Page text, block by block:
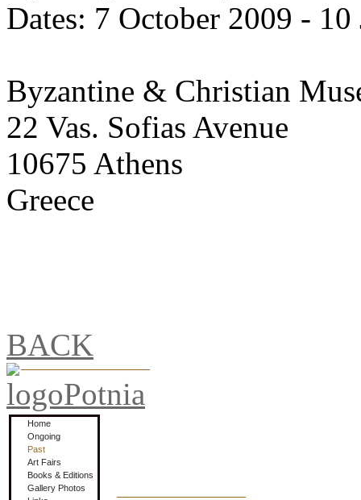
Dates: 7 October 2009 - 10
Byzantine & Christian
22 Vas. Sofias Avenue
10675 Athens
Greece
BACK
Home
Ongoing
Past
Art Fairs
Books & Editions
Gallery Photos